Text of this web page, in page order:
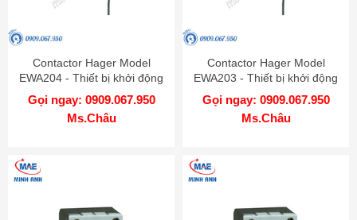
Contactor Hager Model
EWA204 - Thiết bị khởi động
từ
Gọi ngay: 0909.067.950
Ms.Châu
Contactor Hager Model
EWA203 - Thiết bị khởi động
từ
Gọi ngay: 0909.067.950
Ms.Châu